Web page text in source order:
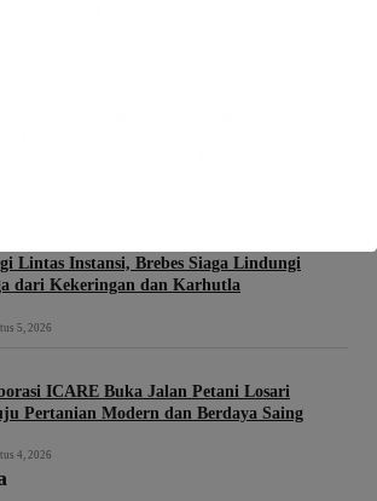
Lintas Instansi, Brebes Siaga Lindungi
dari Kekeringan dan Karhutla
5, 2026
ICARE Buka Jalan Petani Losari
Pertanian Modern dan Berdaya Saing
4, 2026